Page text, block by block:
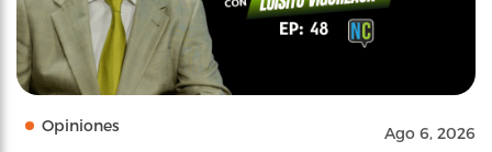
Opiniones Ago 6, 2026